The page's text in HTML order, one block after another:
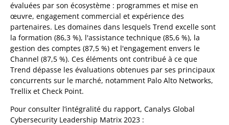
évaluées par son écosystème : programmes et mise en
œuvre, engagement commercial et expérience des
partenaires. Les domaines dans lesquels Trend excelle sont
la formation (86,3 %), l'assistance technique (85,6 %), la
gestion des comptes (87,5 %) et l'engagement envers le
Channel (87,5 %). Ces éléments ont contribué à ce que
Trend dépasse les évaluations obtenues par ses principaux
concurrents sur le marché, notamment Palo Alto Networks,
Trellix et Check Point.
Pour consulter l’intégralité du rapport, Canalys Global
Cybersecurity Leadership Matrix 2023 :